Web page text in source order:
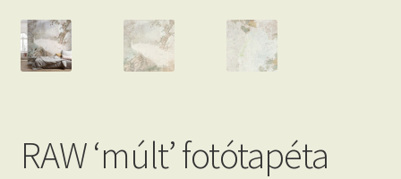
RAW ‘múlt’ fotótapéta